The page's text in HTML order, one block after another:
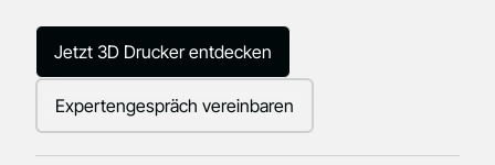
Jetzt 3D Drucker entdecken
Expertengespräch vereinbaren